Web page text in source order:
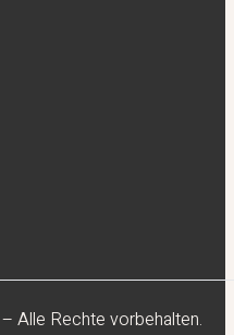
Alle Rechte vorbehalten.